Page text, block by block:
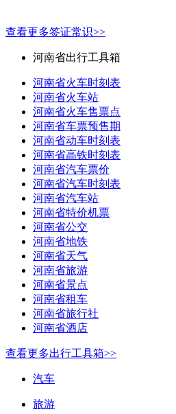
查看更多签证常识>>
河南省出行工具箱
河南省火车时刻表
河南省火车站
河南省火车售票点
河南省车票预售期
河南省动车时刻表
河南省高铁时刻表
河南省汽车票价
河南省汽车时刻表
河南省汽车站
河南省特价机票
河南省公交
河南省地铁
河南省天气
河南省旅游
河南省景点
河南省租车
河南省旅行社
河南省酒店
查看更多出行工具箱>>
汽车
旅游